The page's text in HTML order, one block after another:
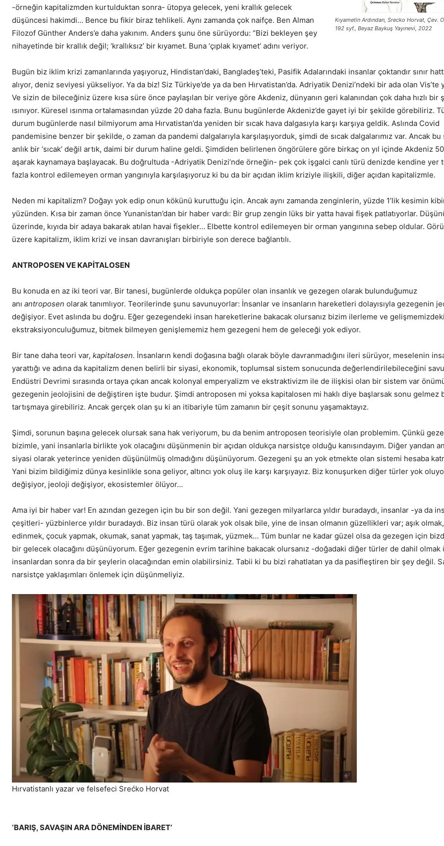
Kıyametin Ardından, Srecko Horvat, Çev.
192 syf., Beyaz Baykuş Yayınevi, 2022
-örneğin kapitalizmden kurtulduktan sonra- ütopya gelecek, yeni krallık gelecek
düşüncesi hakimdi… Bence bu fikir biraz tehlikeli. Aynı zamanda çok naifçe. Ben Alman
Filozof Günther Anders’e daha yakınım. Anders şunu öne sürüyordu: “Bizi bekleyen şey
nihayetinde bir krallık değil; ‘krallıksız’ bir kıyamet. Buna ‘çıplak kıyamet’ adını veriyor.
Bugün biz iklim krizi zamanlarında yaşıyoruz, Hindistan’daki, Bangladeş’teki, Pasifik Adalarındaki insanlar çoktandır sınır
alıyor, deniz seviyesi yükseliyor. Ya da biz! Siz Türkiye’de ya da ben Hırvatistan’da. Adriyatik Denizi’ndeki bir ada olan Vis’te
Ve sizin de bileceğiniz üzere kısa süre önce paylaşılan bir veriye göre Akdeniz, dünyanın geri kalanından çok daha hızlı bir
ısınıyor. Küresel ısınma ortalamasından yüzde 20 daha fazla. Bunu bugünlerde Akdeniz’de gayet iyi bir şekilde görebiliriz.
durum bugünlerde nasıl bilmiyorum ama Hırvatistan’da yeniden bir sıcak hava dalgasıyla karşı karşıya geldik. Aslında Covid
pandemisine benzer bir şekilde, o zaman da pandemi dalgalarıyla karşılaşıyorduk, şimdi de sıcak dalgalarımız var. Ancak bu
anlık bir ‘sıcak’ değil artık, daimi bir durum haline geldi. Şimdiden belirlenen öngörülere göre birkaç on yıl içinde Akdeniz
aşarak kaynamaya başlayacak. Bu doğrultuda -Adriyatik Denizi’nde örneğin- pek çok işgalci canlı türü denizde kendine yer
fazla kontrol edilemeyen orman yangınıyla karşılaşıyoruz ki bu da bir açıdan iklim kriziyle ilişkili, diğer açıdan kapitalizmle.
Neden mi kapitalizm? Doğayı yok edip onun kökünü kuruttuğu için. Ancak aynı zamanda zenginlerin, yüzde 1’lik kesimin
yüzünden. Kısa bir zaman önce Yunanistan’dan bir haber vardı: Bir grup zengin lüks bir yatta havai fişek patlatıyorlar.
üzerinde, kıyıda bir adaya bakarak atılan havai fişekler… Elbette kontrol edilemeyen bir orman yangınına sebep oldular.
üzere kapitalizm, iklim krizi ve insan davranışları birbiriyle son derece bağlantılı.
ANTROPOSEN VE KAPİTALOSEN
Bu konuda en az iki teori var. Bir tanesi, bugünlerde oldukça popüler olan insanlık ve gezegen olarak bulunduğumuz
anı antroposen olarak tanımlıyor. Teorilerinde şunu savunuyorlar: İnsanlar ve insanların hareketleri dolayısıyla gezegenin
değişiyor. Evet aslında bu doğru. Eğer gezegendeki insan hareketlerine bakacak olursanız bizim ilerleme ve gelişmemizdeki
ekstraksiyonculuğumuz, bitmek bilmeyen genişlememiz hem gezegeni hem de geleceği yok ediyor.
Bir tane daha teori var, kapitalosen. İnsanların kendi doğasına bağlı olarak böyle davranmadığını ileri sürüyor, meselenin
yarattığı ve adına da kapitalizm denen belirli bir siyasi, ekonomik, toplumsal sistem sonucunda değerlendirilebileceğini
Endüstri Devrimi sırasında ortaya çıkan ancak kolonyal emperyalizm ve ekstraktivizm ile de ilişkisi olan bir sistem var
gezegenin jeolojisini de değiştiren işte budur. Şimdi antroposen mi yoksa kapitalosen mi haklı diye başlarsak sonu gelmez
tartışmaya girebiliriz. Ancak gerçek olan şu ki an itibariyle tüm zamanın bir çeşit sonunu yaşamaktayız.
Şimdi, sorunun başına gelecek olursak sana hak veriyorum, bu da benim antroposen teorisiyle olan problemim. Çünkü
bizimle, yani insanlarla birlikte yok olacağını düşünmenin bir açıdan oldukça narsistçe olduğu kanısındayım. Diğer yandan
siyasi olarak yeterince yeniden düşünülmüş olmadığını düşünüyorum. Gezegeni şu an yok etmekte olan sistemi hesaba
Yani bizim bildiğimiz dünya kesinlikle sona geliyor, altıncı yok oluş ile karşı karşıyayız. Biz konuşurken diğer türler yok
değişiyor, jeoloji değişiyor, ekosistemler ölüyor…
Ama iyi bir haber var! En azından gezegen için bu bir son değil. Yani gezegen milyarlarca yıldır buradaydı, insanlar -ya da
çeşitleri- yüzbinlerce yıldır buradaydı. Biz insan türü olarak yok olsak bile, yine de insan olmanın güzellikleri var; aşık
edinmek, çocuk yapmak, okumak, sanat yapmak, taş taşımak, yüzmek… Tüm bunlar ne kadar güzel olsa da gezegen için
bir gelecek olacağını düşünüyorum. Eğer gezegenin evrim tarihine bakacak olursanız -doğadaki diğer türler de dahil olmak
insanlardan sonra da bir şeylerin olacağından emin olabilirsiniz. Tabii ki bu bizi rahatlatan ya da pasifleştiren bir şey değil.
narsistçe yaklaşımları önlemek için düşünmeliyiz.
Hırvatistanlı yazar ve felsefeci Srećko Horvat
‘BARIŞ, SAVAŞIN ARA DÖNEMİNDEN İBARET’